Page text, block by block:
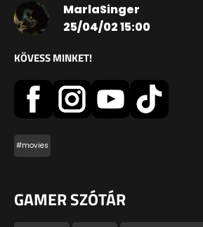
MarlaSinger
25/04/02 15:00
KÖVESS MINKET!
#movies
GAMER SZÓTÁR